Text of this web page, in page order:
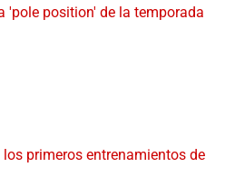
'pole position' de la temporada
los primeros entrenamientos de